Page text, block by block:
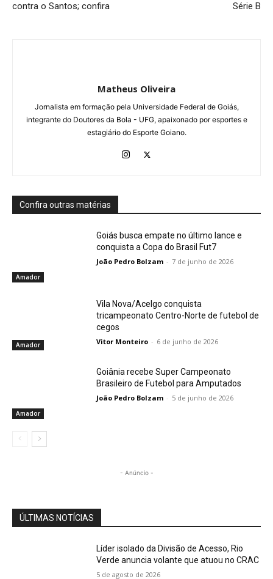
contra o Santos; confira
Série B
Matheus Oliveira
Jornalista em formação pela Universidade Federal de Goiás,
integrante do Doutores da Bola - UFG, apaixonado por esportes e
estagiário do Esporte Goiano.
Confira outras matérias
Amador
Goiás busca empate no último lance e
conquista a Copa do Brasil Fut7
João Pedro Bolzam - 7 de junho de 2026
Amador
Vila Nova/Acelgo conquista
tricampeonato Centro-Norte de futebol de
cegos
Vitor Monteiro - 6 de junho de 2026
Amador
Goiânia recebe Super Campeonato
Brasileiro de Futebol para Amputados
João Pedro Bolzam - 5 de junho de 2026
- Anúncio -
ÚLTIMAS NOTÍCIAS
Líder isolado da Divisão de Acesso, Rio
Verde anuncia volante que atuou no CRAC
5 de agosto de 2026